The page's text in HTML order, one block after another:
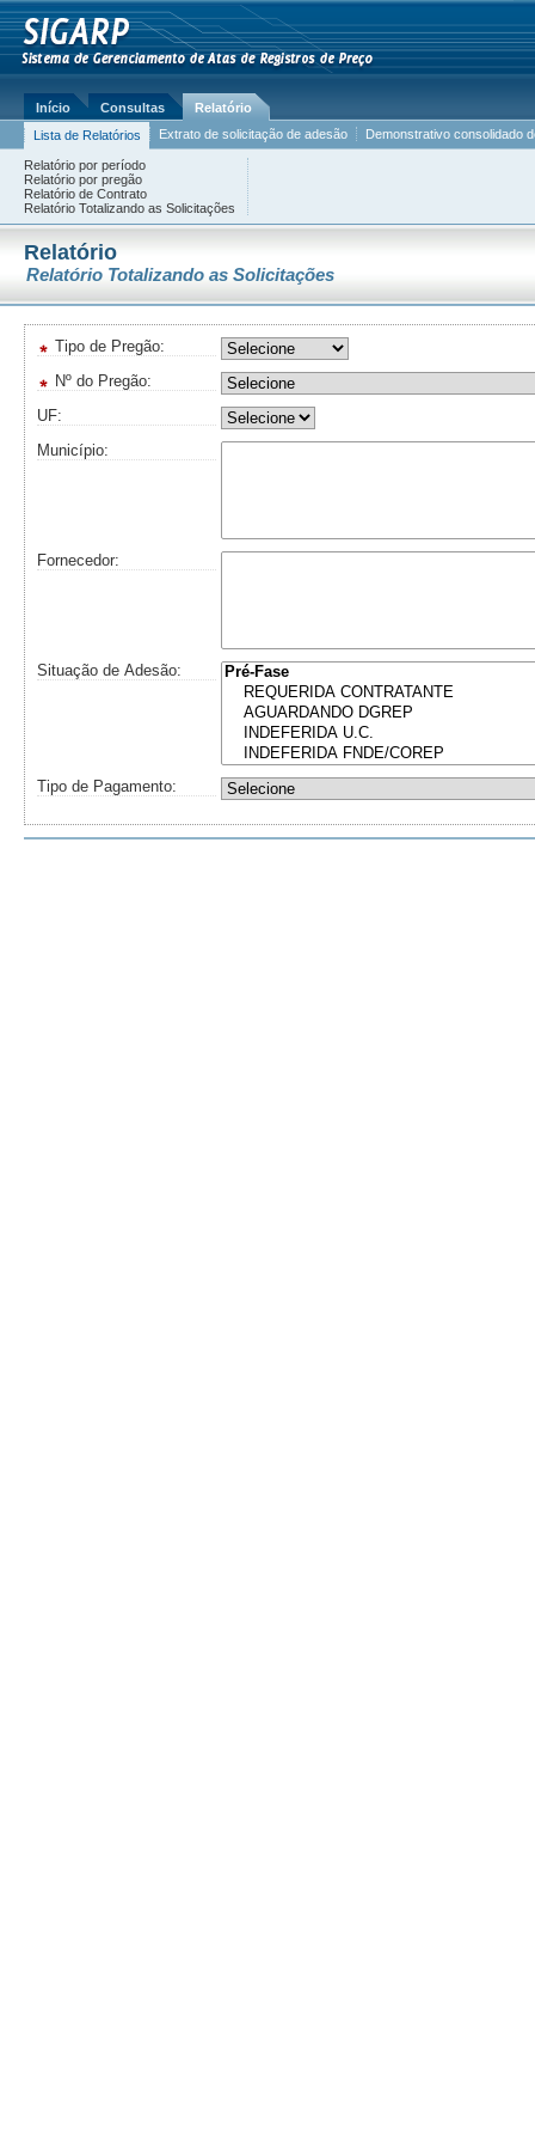
Início Consultas
Relatório
Lista de Relatórios
Extrato de solicitação de adesão Demonstrativo consolidado
Relatório por período
Relatório por pregão
Relatório de Contrato
Relatório Totalizando as Solicitações
Relatório
Relatório Totalizando as Solicitações
Tipo de Pregão:
Nº do Pregão:
UF:
Município:
Fornecedor:
Situação de Adesão:
Tipo de Pagamento: